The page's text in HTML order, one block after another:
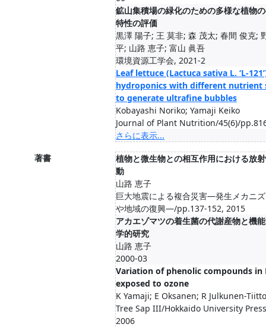
鉱山集積場の緑化のための多様な植物
特性の評価
黒澤 陽子; 王 莫非; 森 茂太; 春間 俊克;
平; 山路 恵子; 富山 眞吾
環境資源工学会, 2021-2
Leaf lettuce (Lactuca sativa L. ‘L-
hydroponics with different nutrient
to generate ultrafine bubbles
Kobayashi Noriko; Yamaji Keiko
Journal of Plant Nutrition/45(6)/
さらに表示...
著書
植物と微生物との相互作用における放
動
山路 恵子
巨大地震による複合災害—発生メカニ
や地域の復興—/pp.137-152, 2015
アカエゾマツの着生菌の代謝産物と機
学的研究
山路 恵子
2000-03
Variation of phenolic compounds in
exposed to ozone
K Yamaji; E Oksanen; R Julkunen-
Tree Sap III/Hokkaido University
2006